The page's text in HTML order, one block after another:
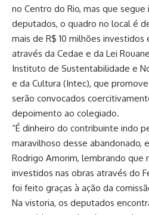
no Centro do Rio, mas que
deputados, o quadro no local é
mais de R$ 10 milhões
através da Cedae e da Lei
Instituto de Sustentabilidade e
e da Cultura (Intec), que
serão convocados
depoimento ao colegiado.
“É dinheiro do contribuinte indo
maravilhoso desse abandonado,
Rodrigo Amorim, lembrando que
investidos nas obras através do
foi feito graças à ação da
Na vistoria, os deputados